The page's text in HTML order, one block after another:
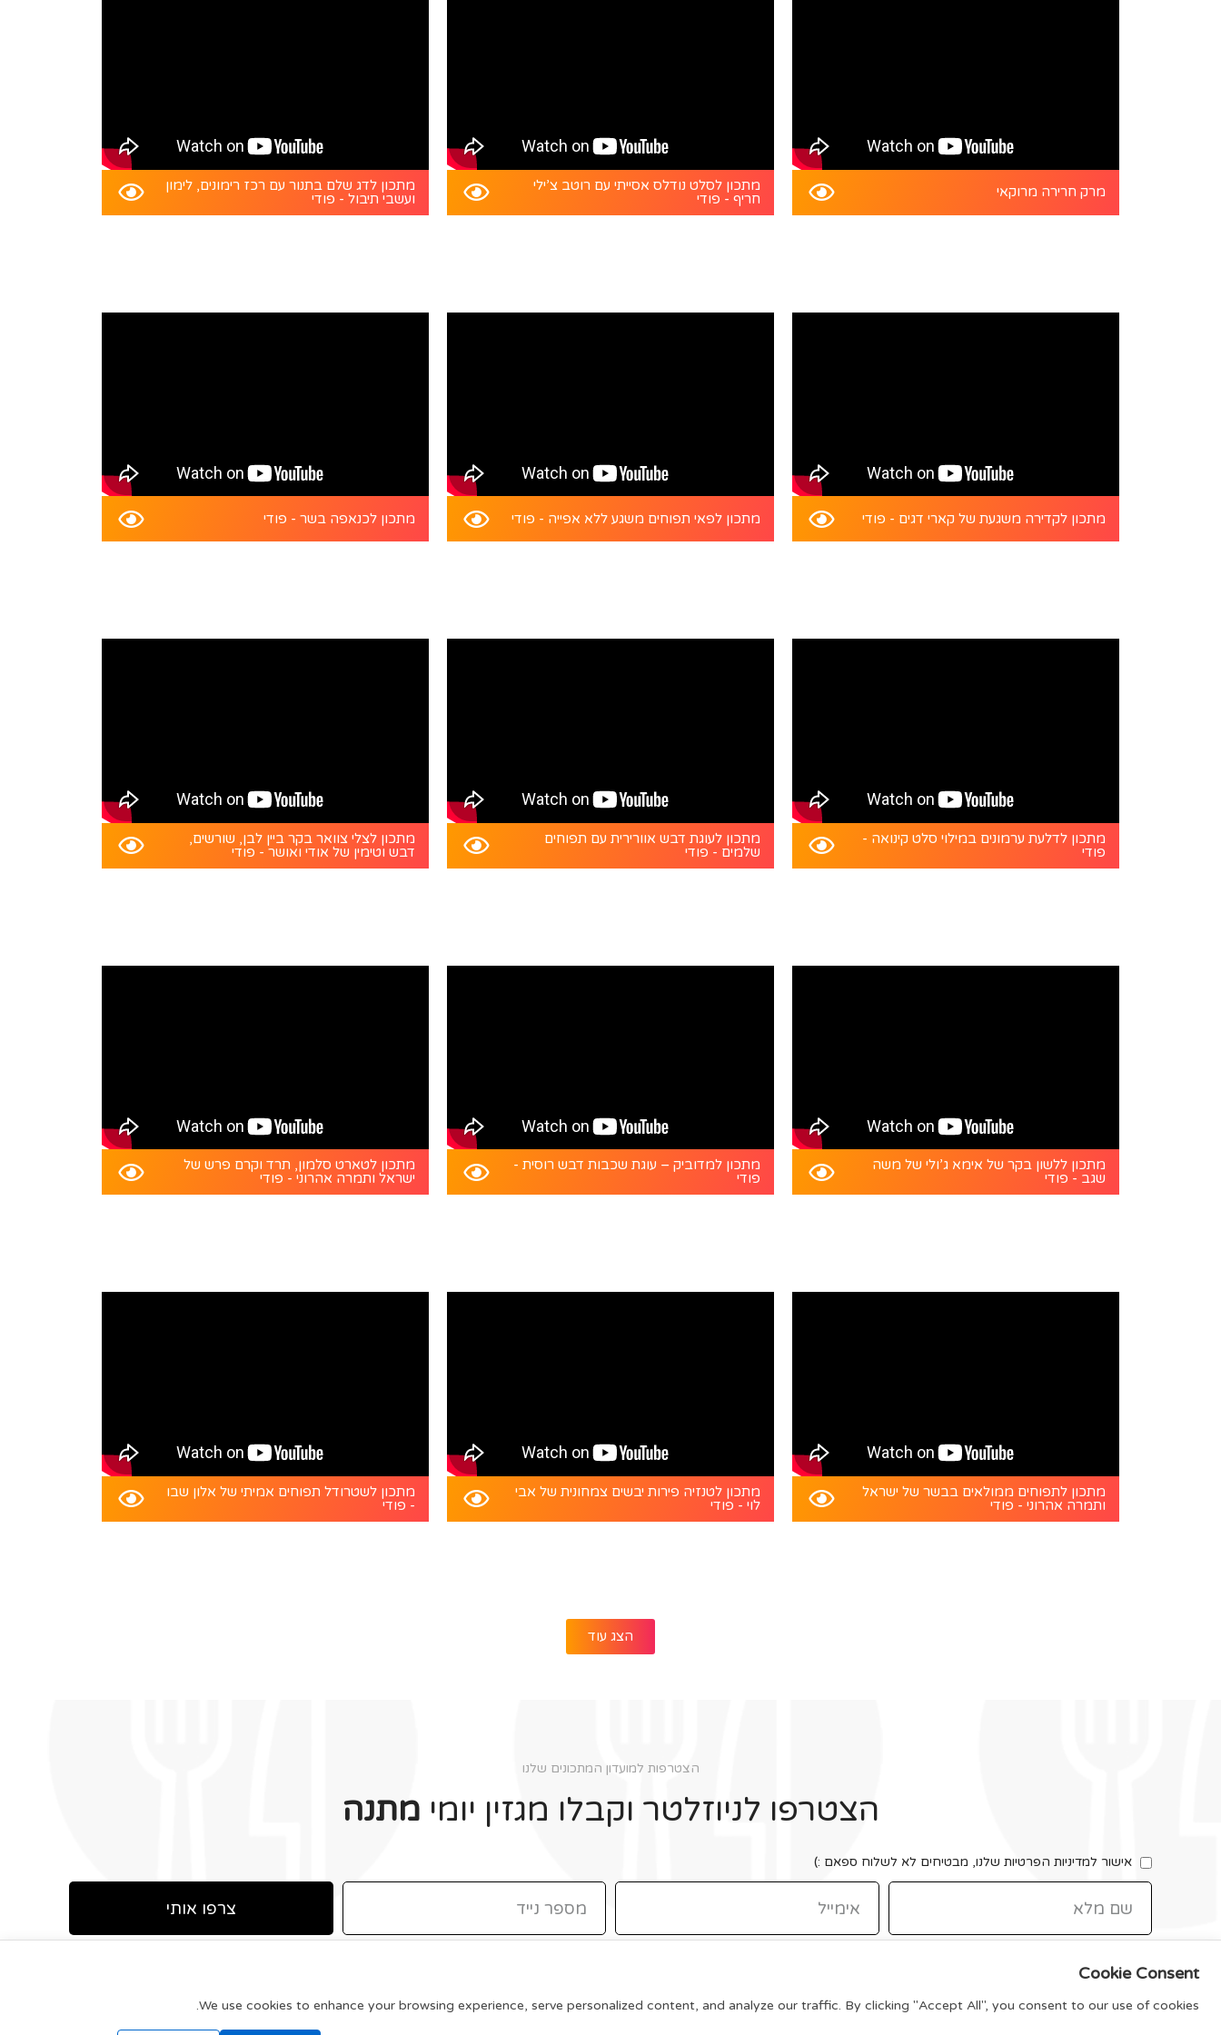
מרק חרירה מרוקאי
מתכון לסלט נודלס אסייתי עם רוטב צ’ילי
חריף - פודי
מתכון לדג שלם בתנור עם רכז רימונים, לימון
ועשבי תיבול - פודי
מתכון לקדירה משגעת של קארי דגים - פודי מתכון לפאי תפוחים משגע ללא אפייה - פודי מתכון לכנאפה בשר - פודי
מתכון לדלעת ערמונים במילוי סלט קינואה -
פודי
מתכון לעוגת דבש אוורירית עם תפוחים
שלמים - פודי
מתכון לצלי צוואר בקר ביין לבן, שורשים,
דבש וטימין של אודי ואושר - פודי
מתכון ללשון בקר של אימא ג’ולי של משה
שגב - פודי
מתכון למדוביק – עוגת שכבות דבש רוסית -
פודי
מתכון לטארט סלמון, תרד וקרם פרש של
ישראל ותמרה אהרוני - פודי
מתכון לתפוחים ממולאים בבשר של ישראל
ותמרה אהרוני - פודי
מתכון לטנזיה פירות יבשים צמחונית של אבי
לוי - פודי
מתכון לשטרודל תפוחים אמיתי של אלון שבו
- פודי
הצג עוד
הצטרפות למועדון המתכונים שלנו
הצטרפו לניוזלטר וקבלו מגזין יומי מתנה
אישור למדיניות הפרטיות שלנו, מבטיחים לא לשלוח ספאם :)
צרפו אותי
Cookie Consent
We use cookies to enhance your browsing experience, serve personalized content, and analyze our traffic. By clicking "Accept All", you consent to our use of cookies.